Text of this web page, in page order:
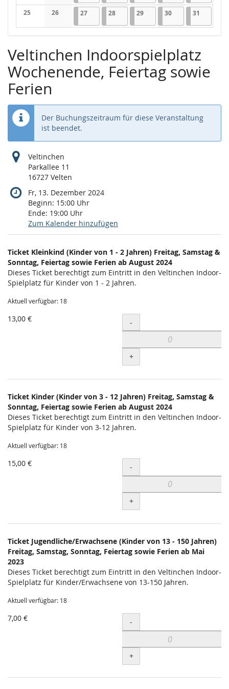
Keine Veranstaltungen
Keine Veranstaltungen
25
Keine Veranstaltungen
26
Keine Veranstaltungen
2727.08.2025
1 Veranstaltung
2828.08.2025
1 Veranstaltung
2929.08.2025
1 Veranstaltung
3030.08.2025
2 Veranstaltungen
31
Veltinchen Indoorspielplatz
Wochenende, Feiertag sowie
Ferien
Der Buchungszeitraum für diese Veranstaltung
ist beendet.
Veltinchen
Parkallee 11
16727 Velten
Fr, 13. Dezember 2024
Beginn: 15:00 Uhr
Ende: 19:00 Uhr
Zum Kalender hinzufügen
Produkte
Unkategorisierte
Produkte
Ticket Kleinkind (Kinder von 1 - 2 Jahren) Freitag, Samstag &
Sonntag, Feiertag sowie Ferien ab August 2024
Dieses Ticket berechtigt zum Eintritt in den Veltinchen Indoor-
Spielplatz für Kinder von 1 - 2 Jahren.
Aktuell verfügbar: 18
13,00 € Menge
-
+
Ticket Kinder (Kinder von 3 - 12 Jahren) Freitag, Samstag &
Sonntag, Feiertag sowie Ferien ab August 2024
Dieses Ticket berechtigt zum Eintritt in den Veltinchen Indoor-
Spielplatz für Kinder von 3-12 Jahren.
Aktuell verfügbar: 18
15,00 € Menge
-
+
Ticket Jugendliche/Erwachsene (Kinder von 13 - 150 Jahren)
Freitag, Samstag, Sonntag, Feiertag sowie Ferien ab Mai
2023
Dieses Ticket berechtigt zum Eintritt in den Veltinchen Indoor-
Spielplatz für Kinder/Erwachsene von 13-150 Jahren.
Aktuell verfügbar: 18
7,00 € Menge
-
+